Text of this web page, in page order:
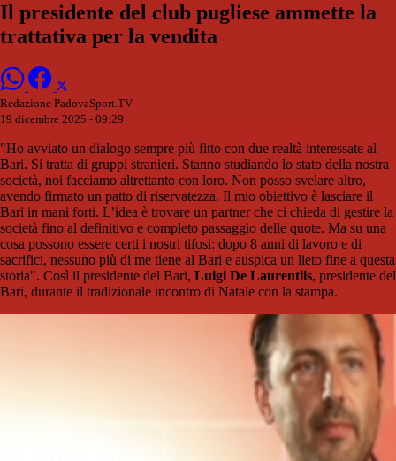
Il presidente del club pugliese ammette la
trattativa per la vendita
Redazione PadovaSport.TV
19 dicembre 2025 - 09:29
"Ho avviato un dialogo sempre più fitto con due realtà interessate al
Bari. Si tratta di gruppi stranieri. Stanno studiando lo stato della nostra
società, noi facciamo altrettanto con loro. Non posso svelare altro,
avendo firmato un patto di riservatezza. Il mio obiettivo è lasciare il
Bari in mani forti. L’idea è trovare un partner che ci chieda di gestire la
società fino al definitivo e completo passaggio delle quote. Ma su una
cosa possono essere certi i nostri tifosi: dopo 8 anni di lavoro e di
sacrifici, nessuno più di me tiene al Bari e auspica un lieto fine a questa
storia". Così il presidente del Bari, Luigi De Laurentiis, presidente del
Bari, durante il tradizionale incontro di Natale con la stampa.